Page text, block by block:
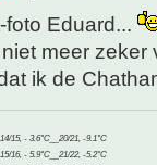
foto Eduard...
meer zeker
ik de
15, - 3.6°C__20/21, -9.1°C
16, - 5.9°C__21/22, -5.2°C